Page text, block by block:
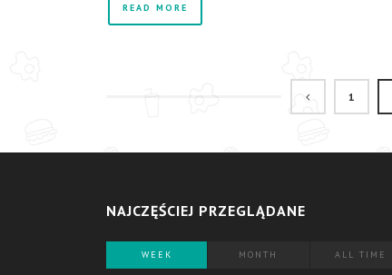
READ MORE
1
NAJCZĘŚCIEJ PRZEGLĄDANE
WEEK MONTH ALL TIME